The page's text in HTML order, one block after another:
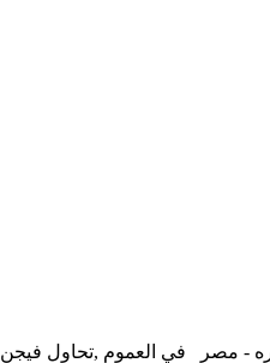
القاهره - مصر في العموم ,تحاول